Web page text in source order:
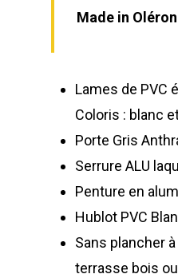
Made in Oléron
Lames de PVC
Coloris : blanc
Porte Gris
Serrure ALU
Penture en
Hublot PVC
Sans plancher
terrasse bois